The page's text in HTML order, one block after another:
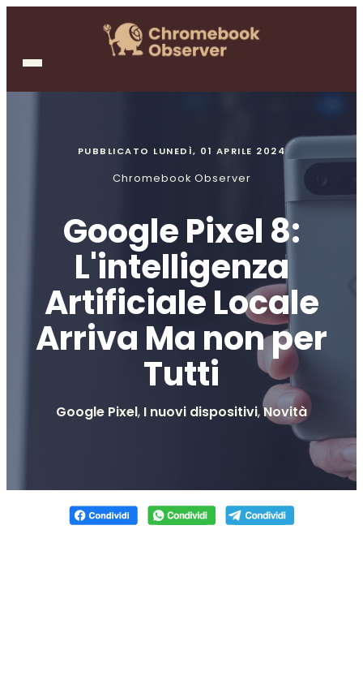
PUBBLICATO LUNEDÌ, 01 APRILE 2024
Chromebook Observer
Google Pixel 8:
L'intelligenza
Artificiale Locale
Arriva Ma non per
Tutti
Google Pixel, I nuovi dispositivi,Novità